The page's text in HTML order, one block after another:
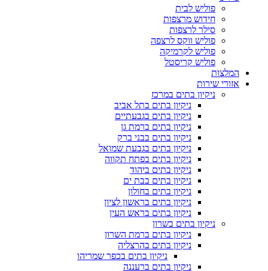
פוליש לבית
חידוש מרצפות
סילר לרצפות
פוליש ווקס לרצפה
פוליש לקרמיקה
פוליש קריסטל
המלצות
אזורי שירות
ניקיון בתים במרכז
ניקיון בתים בתל אביב
ניקיון בתים בגבעתיים
ניקיון בתים ברמת גן
ניקיון בתים בבני ברק
ניקיון בתים בגבעת שמואל
ניקיון בתים בפתח תקווה
ניקיון בתים ביהוד
ניקיון בתים בבת ים
ניקיון בתים בחולון
ניקיון בתים בראשון לציון
ניקיון בתים בראש העין
ניקיון בתים בשרון
ניקיון בתים ברמת השרון
ניקיון בתים בהרצליה
ניקיון בתים בכפר שמריהו
ניקיון בתים ברעננה